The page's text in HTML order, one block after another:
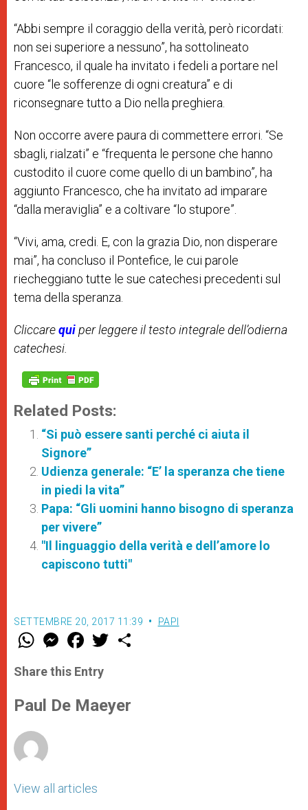
“Abbi sempre il coraggio della verità, però ricordati:
non sei superiore a nessuno”, ha sottolineato
Francesco, il quale ha invitato i fedeli a portare nel
cuore “le sofferenze di ogni creatura” e di
riconsegnare tutto a Dio nella preghiera.
Non occorre avere paura di commettere errori. “Se
sbagli, rialzati” e “frequenta le persone che hanno
custodito il cuore come quello di un bambino”, ha
aggiunto Francesco, che ha invitato ad imparare
“dalla meraviglia” e a coltivare “lo stupore”.
“Vivi, ama, credi. E, con la grazia Dio, non disperare
mai”, ha concluso il Pontefice, le cui parole
riecheggiano tutte le sue catechesi precedenti sul
tema della speranza.
Cliccarequiper leggere il testo integrale dell’odierna
catechesi.
Related Posts:
“Si può essere santi perché ci aiuta il
Signore”
Udienza generale: “E’ la speranza che tiene
in piedi la vita”
Papa: “Gli uomini hanno bisogno di speranza
per vivere”
"Il linguaggio della verità e dell’amore lo
capiscono tutti"
SETTEMBRE 20, 2017 11:39 PAPI
W
t
s
p
p
M
e
s
e
g
e
F
a
e
b
o
k
w
r
Share this Entry
Paul De Maeyer
View all articles